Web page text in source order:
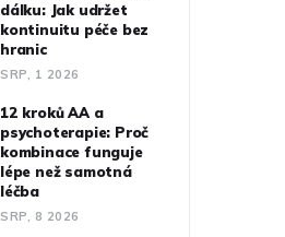
dálku: Jak udržet
kontinuitu péče bez
hranic
SRP, 1 2026
12 kroků AA a
psychoterapie: Proč
kombinace funguje
lépe než samotná
léčba
SRP, 8 2026